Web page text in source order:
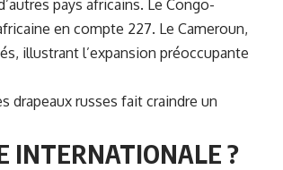
pays africains. Le Congo-
en compte 227. Le Cameroun,
illustrant l’expansion préoccupante
drapeaux russes fait craindre un
INTERNATIONALE ?